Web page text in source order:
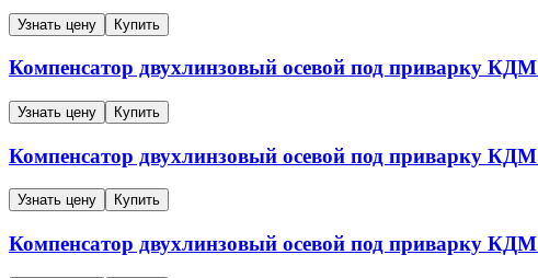
Узнать цену Купить
Компенсатор двухлинзовый осевой под приварку КДМ
Узнать цену Купить
Компенсатор двухлинзовый осевой под приварку КДМ
Узнать цену Купить
Компенсатор двухлинзовый осевой под приварку КДМ